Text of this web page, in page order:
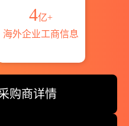
4亿+
海外企业工商信息
购商详情